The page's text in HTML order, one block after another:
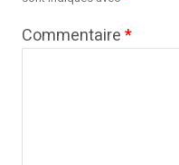
Commentaire*